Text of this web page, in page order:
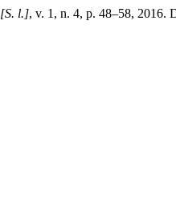
[S. l.], v. 1, n. 4, p. 48–58, 2016.